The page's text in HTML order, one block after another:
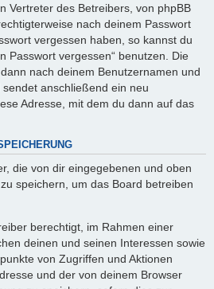
Vertreter des Betreibers, von phpBB
nach deinem Passwort
vergessen haben, so kannst du
Passwort vergessen“ benutzen. Die
nach deinem Benutzernamen und
anschließend ein neu
Adresse, mit dem du dann auf das
die von dir eingegebenen und oben
speichern, um das Board betreiben
berechtigt, im Rahmen einer
deinen und seinen Interessen sowie
von Zugriffen und Aktionen
und der von deinem Browser